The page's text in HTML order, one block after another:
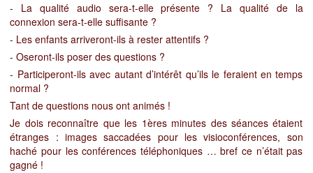
- La qualité audio sera-t-elle présente ? La qualité de la
connexion sera-t-elle suffisante ?
- Les enfants arriveront-ils à rester attentifs ?
- Oseront-ils poser des questions ?
- Participeront-ils avec autant d’intérêt qu’ils le feraient en temps
normal ?
Tant de questions nous ont animés !
Je dois reconnaître que les 1ères minutes des séances étaient
étranges :images saccadées pour les visioconférences, son
haché pour les conférences téléphoniques … bref ce n’était pas
gagné !